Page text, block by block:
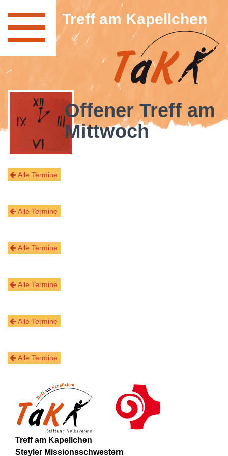
Treff am Kapellchen
Offener Treff am
Mittwoch
Alle Termine
Alle Termine
Alle Termine
Alle Termine
Alle Termine
Alle Termine
Treff am Kapellchen
Steyler Missionsschwestern